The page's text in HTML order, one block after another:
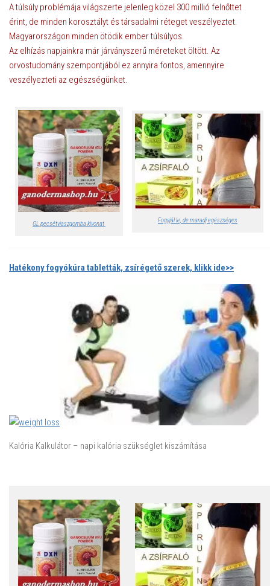
A túlsúly problémája világszerte jelenleg közel 300 millió felnőttet
érint, de minden korosztályt és társadalmi réteget veszélyeztet.
Magyarországon minden ötödik ember túlsúlyos.
Az elhízás napjainkra már járványszerű méreteket öltött. Az
orvostudomány szempontjából ez annyira fontos, amennyire
veszélyezteti az egészségünket.
GL pecsétviaszgomba kivonat Fogyjál le, de maradj egészséges
Hatékony fogyókúra tabletták, zsírégető szerek, klikk ide>>
Kalória Kalkulátor – napi kalória szükséglet kiszámítása